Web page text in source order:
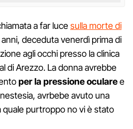
a far lucesulla morte di
anni, deceduta venerdì prima di
agli occhi presso la clinica
di Arezzo. La donna avrebbe
per la pressione ocularee
avrbebe avuto una
quale purtroppo no vi è stato